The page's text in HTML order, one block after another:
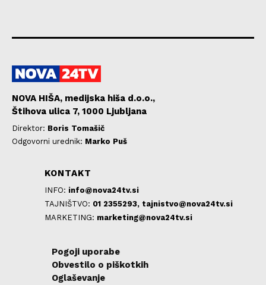
NOVA HIŠA, medijska hiša d.o.o.,
Štihova ulica 7, 1000 Ljubljana
Direktor: Boris Tomašič
Odgovorni urednik: Marko Puš
KONTAKT
INFO: info@nova24tv.si
TAJNIŠTVO: 01 2355293, tajnistvo@nova24tv.si
MARKETING: marketing@nova24tv.si
Pogoji uporabe
Obvestilo o piškotkih
Oglaševanje